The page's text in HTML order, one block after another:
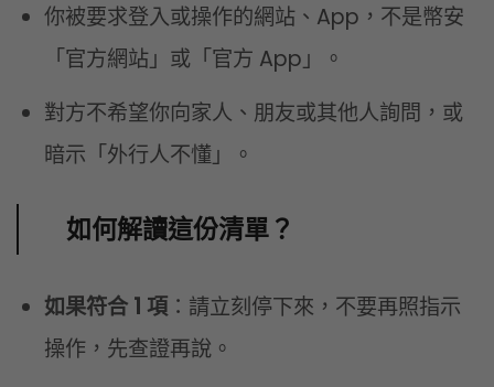
你被要求登入或操作的網站、App，不是幣安
「官方網站」或「官方 App」。
對方不希望你向家人、朋友或其他人詢問，或
暗示「外行人不懂」。
如何解讀這份清單？
如果符合 1 項：請立刻停下來，不要再照指示
操作，先查證再說。